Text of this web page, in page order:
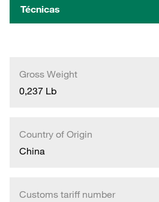
Técnicas
Gross Weight
0,237 Lb
Country of Origin
China
Customs tariff number